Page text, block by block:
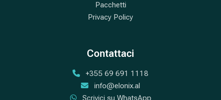
Pacchetti
Privacy Policy
Contattaci
+355 69 691 1118
info@elonix.al